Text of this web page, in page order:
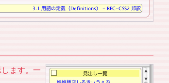
ます。一